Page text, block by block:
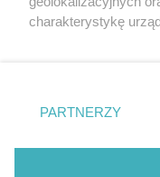
Chorzów
Tarnowskie Góry
Gliwice
charakterystykę
zmienić/wycofać
znajdujący się w
rodzaje
użytkownika, ale
PARTNERZY